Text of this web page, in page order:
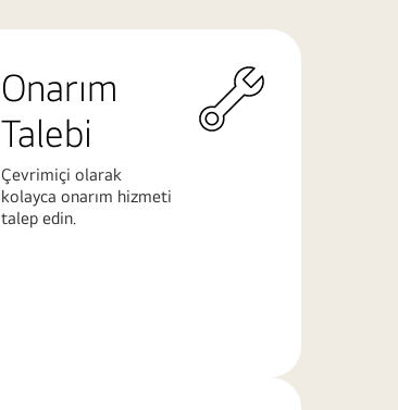
Onarım
Talebi
Çevrimiçi olarak
kolayca onarım hizmeti
talep edin.